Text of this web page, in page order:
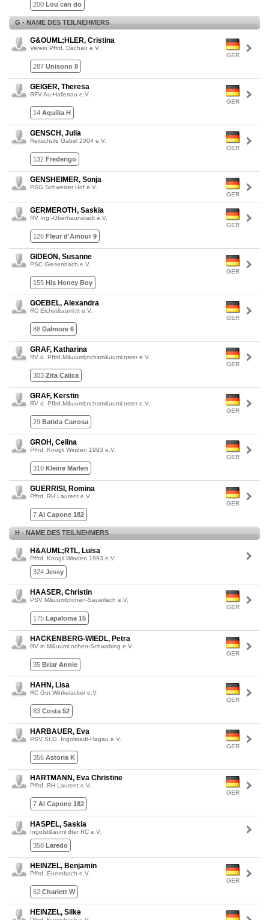
200 Lou can do
G - NAME DES TEILNEHMERS
GER
G&OUML;HLER, Cristina
Verein Pffrd. Dachau e.V.
287 Unisono 8
GER
GEIGER, Theresa
RFV Au-Hallertau e.V.
14 Aquilia H
GER
GENSCH, Julia
Reitschule Gabel 2004 e.V.
132 Frederigo
GER
GENSHEIMER, Sonja
PSG Schweizer Hof e.V.
GER
GERMEROTH, Saskia
RV Ing.-Oberhaunstadt e.V.
126 Fleur d'Amour 9
GER
GIDEON, Susanne
PSC Giesenbach e.V.
155 His Honey Boy
GER
GOEBEL, Alexandra
RC Eichst&auml;tt e.V.
88 Dalmore 6
GER
GRAF, Katharina
RV d. Pffrd.M&uuml;nchsm&uuml;nster e.V.
303 Zita Calica
GER
GRAF, Kerstin
RV d. Pffrd.M&uuml;nchsm&uuml;nster e.V.
29 Batida Canosa
GER
GROH, Celina
Pffrd. Knogli Winden 1993 e.V.
310 Kleine Marlen
GER
GUERRISI, Romina
Pffrd. RH Laurent e.V.
7 Al Capone 182
H - NAME DES TEILNEHMERS
H&AUML;RTL, Luisa
Pffrd. Knogli Winden 1993 e.V.
324 Jessy
GER
HAASER, Christin
PSV M&uuml;nchen-Sauerlach e.V.
175 Lapaloma 15
GER
HACKENBERG-WIEDL, Petra
RV in M&uuml;nchen-Schwabing e.V.
35 Briar Annie
GER
HAHN, Lisa
RC Gut Winkelacker e.V.
83 Costa 52
GER
HARBAUER, Eva
PSV St.G. Ingolstadt-Hagau e.V.
356 Astoria K
GER
HARTMANN, Eva Christine
Pffrd. RH Laurent e.V.
7 Al Capone 182
HASPEL, Saskia
Ingolst&auml;dter RC e.V.
358 Laredo
GER
HEINZEL, Benjamin
Pffrd. Euernbach e.V.
62 Charlett W
HEINZEL, Silke